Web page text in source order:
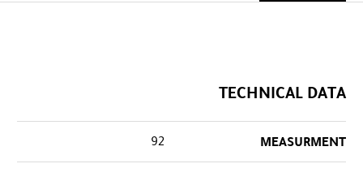
TECHNICAL DATA
MEASURMENT
92